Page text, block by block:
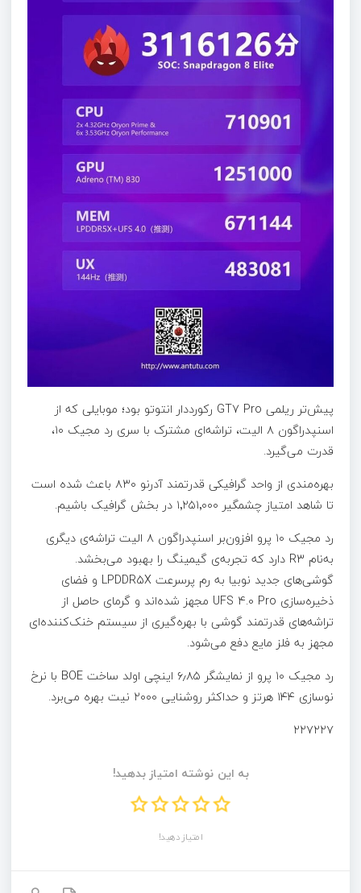
پیش‌تر ریلمی GT7 Pro رکورددار انتوتو بود؛ موبایلی که از
اسنپدراگون ۸ الیت، تراشه‌ای مشترک با سری رد مجیک ۱۰،
قدرت می‌گیرد.
بهره‌مندی از واحد گرافیکی قدرتمند آدرنو ۸۳۰ باعث شده است
تا شاهد امتیاز چشمگیر ۱٬۲۵۱٬۰۰۰ در بخش گرافیک باشیم.
رد مجیک ۱۰ پرو افزون‌بر اسنپدراگون ۸ الیت تراشه‌ی دیگری
به‌نام R3 دارد که تجربه‌ی گیمینگ را بهبود می‌بخشد.
گوشی‌های جدید نوبیا به رم پرسرعت LPDDR5X و فضای
ذخیره‌سازی UFS 4.0 Pro مجهز شده‌اند و گرمای حاصل از
تراشه‌های قدرتمند گوشی با بهره‌گیری از سیستم خنک‌کننده‌ای
مجهز به فلز مایع دفع می‌شود.
رد مجیک ۱۰ پرو از نمایشگر ۶٫۸۵ اینچی اولد ساخت BOE با نرخ
نوسازی ۱۴۴ هرتز و حداکثر روشنایی ۲۰۰۰ نیت بهره می‌برد.
۲۲۷۲۲۷
به این نوشته امتیاز بدهید!
امتیاز دهید!